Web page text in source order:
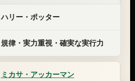
ハリー・ポッター
規律・実力重視・確実な実行力
ミカサ・アッカーマン